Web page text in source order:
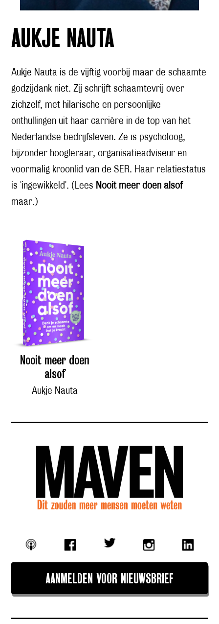
AUKJE NAUTA
Aukje Nauta is de vijftig voorbij maar de schaamte
godzijdank niet. Zij schrijft schaamtevrij over
zichzelf, met hilarische en persoonlijke
onthullingen uit haar carrière in de top van het
Nederlandse bedrijfsleven. Ze is psycholoog,
bijzonder hoogleraar, organisatieadviseur en
voormalig kroonlid van de SER. Haar relatiestatus
is 'ingewikkeld'. (Lees Nooit meer doen alsof
maar.)
Nooit meer doen
alsof
Aukje Nauta
AANMELDEN VOOR NIEUWSBRIEF